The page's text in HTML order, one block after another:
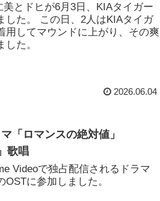
とドヒが6月3日、KIAタイガー
した。 この日、2人はKIAタイガ
用してマウンドに上がり、その爽
た。
2026.06.04
「ロマンスの絶対値」
歌唱
Videoで独占配信されるドラマ
OSTに参加しました。